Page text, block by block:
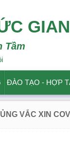
Tầm
ĐÀO TẠO - HỢP
VẮC XIN